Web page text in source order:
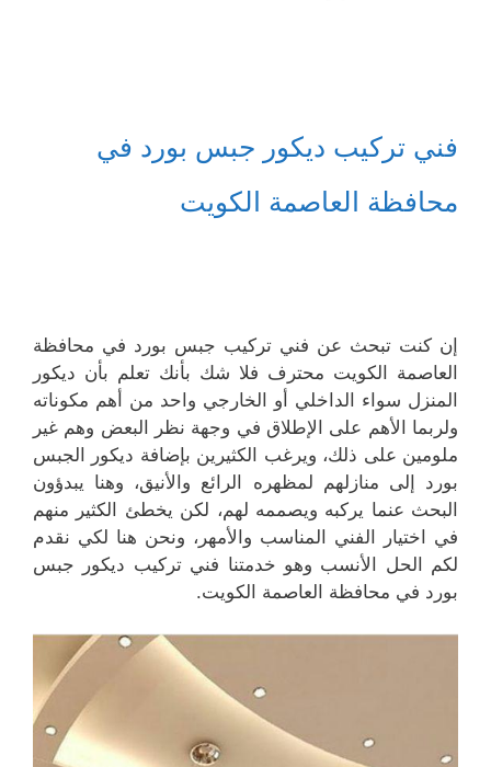
فني تركيب ديكور جبس بورد في
محافظة العاصمة الكويت
إن كنت تبحث عن فني تركيب جبس بورد في محافظة
العاصمة الكويت محترف فلا شك بأنك تعلم بأن ديكور
المنزل سواء الداخلي أو الخارجي واحد من أهم مكوناته
ولربما الأهم على الإطلاق في وجهة نظر البعض وهم غير
ملومين على ذلك، ويرغب الكثيرين بإضافة ديكور الجبس
بورد إلى منازلهم لمظهره الرائع والأنيق، وهنا يبدؤون
البحث عنما يركبه ويصممه لهم، لكن يخطئ الكثير منهم
في اختيار الفني المناسب والأمهر، ونحن هنا لكي نقدم
لكم الحل الأنسب وهو خدمتنا فني تركيب ديكور جبس
بورد في محافظة العاصمة الكويت.